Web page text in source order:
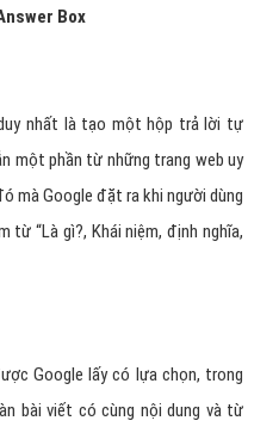
Box
nhất là tạo một hộp trả lời tự
một phần từ những trang web uy
mà Google đặt ra khi người dùng
từ “Là gì?, Khái niệm, định nghĩa,
Google lấy có lựa chọn, trong
bài viết có cùng nội dung và từ